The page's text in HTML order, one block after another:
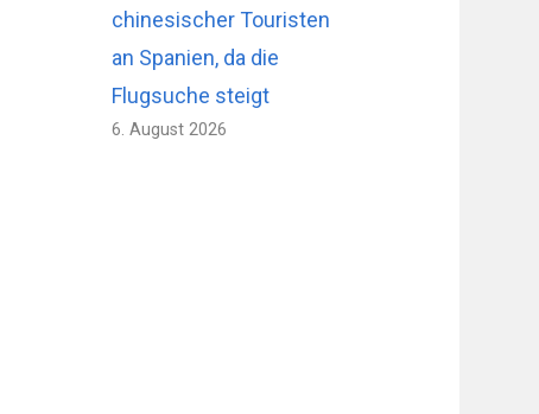
chinesischer Touristen
an Spanien, da die
Flugsuche steigt
6. August 2026